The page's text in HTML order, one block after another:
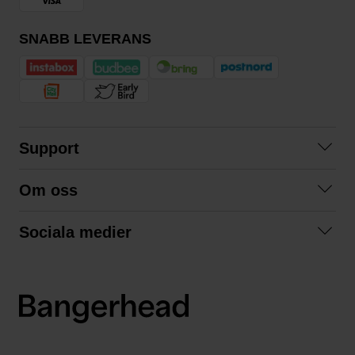
SNABB LEVERANS
Support
Köpvillkor
Om oss
Våra fraktalternativ
Sociala medier
LinkedIn